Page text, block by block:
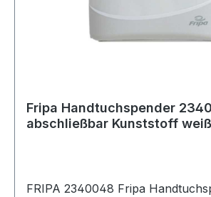
Fripa Handtuchspender
abschließbar Kunststoff weiß
FRIPA 2340048 Fripa